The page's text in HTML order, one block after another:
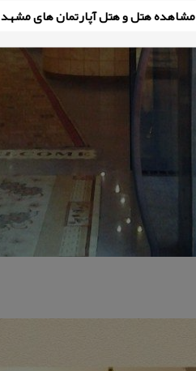
مشاهده هتل و هتل‌ آپارتمان های مشهد